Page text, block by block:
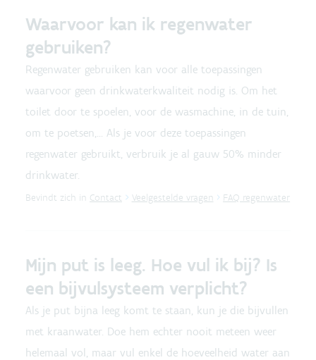
Waarvoor kan ik regenwater
gebruiken?
Regenwater gebruiken kan voor alle toepassingen
waarvoor geen drinkwaterkwaliteit nodig is. Om het
toilet door te spoelen, voor de wasmachine, in de tuin,
om te poetsen,... Als je voor deze toepassingen
regenwater gebruikt, verbruik je al gauw 50% minder
drinkwater.
Bevindt zich in Contact Veelgestelde vragen FAQ regenwater
Mijn put is leeg. Hoe vul ik bij? Is
een bijvulsysteem verplicht?
Als je put bijna leeg komt te staan, kun je die bijvullen
met kraanwater. Doe hem echter nooit meteen weer
helemaal vol, maar vul enkel de hoeveelheid water aan